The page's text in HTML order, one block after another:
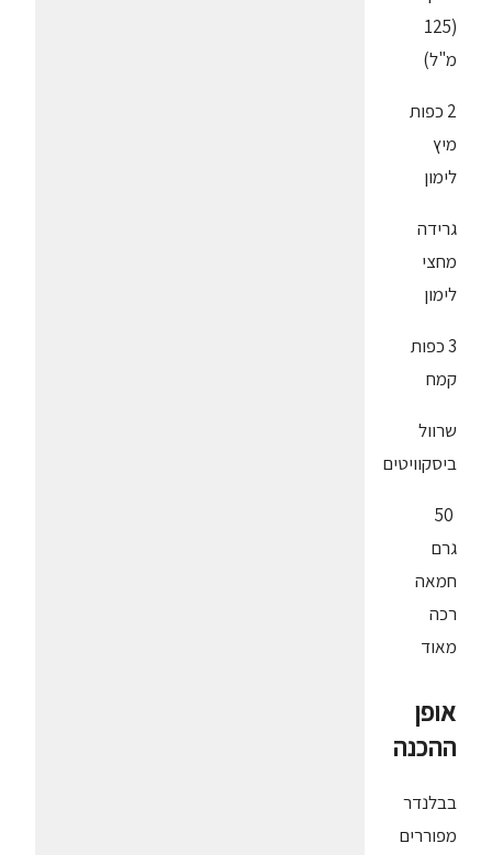
(125
מ"ל)
2 כפות
מיץ
לימון
גרידה
מחצי
לימון
3 כפות
קמח
שרוול
ביסקוויטים
50
גרם
חמאה
רכה
מאוד
אופן
ההכנה
בבלנדר
מפוררים